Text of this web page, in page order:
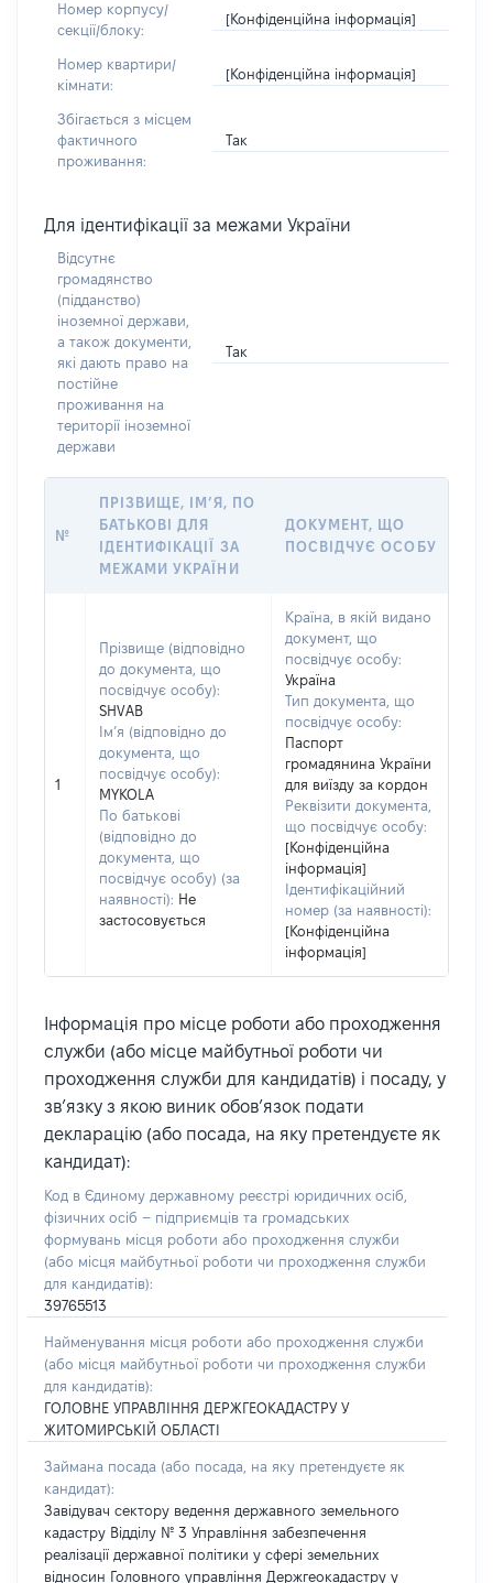
Номер корпусу/
секції/блоку:
[Конфіденційна інформація]
Номер квартири/
кімнати:
[Конфіденційна інформація]
Збігається з місцем
фактичного
проживання:
Так
Для ідентифікації за межами України
Відсутнє
громадянство
(підданство)
іноземної держави,
а також документи,
які дають право на
постійне
проживання на
території іноземної
держави
Так
№
ПРІЗВИЩЕ, ІМ’Я, ПО
БАТЬКОВІ ДЛЯ
ІДЕНТИФІКАЦІЇ ЗА
МЕЖАМИ УКРАЇНИ
ДОКУМЕНТ, ЩО
ПОСВІДЧУЄ ОСОБУ
1
Прізвище (відповідно
до документа, що
посвідчує особу):
SHVAB
Ім’я (відповідно до
документа, що
посвідчує особу):
MYKOLA
По батькові
(відповідно до
документа, що
посвідчує особу) (за
наявності): Не
застосовується
Країна, в якій видано
документ, що
посвідчує особу:
Україна
Тип документа, що
посвідчує особу:
Паспорт
громадянина України
для виїзду за кордон
Реквізити документа,
що посвідчує особу:
[Конфіденційна
інформація]
Ідентифікаційний
номер (за наявності):
[Конфіденційна
інформація]
Інформація про місце роботи або проходження
служби (або місце майбутньої роботи чи
проходження служби для кандидатів) і посаду, у
зв’язку з якою виник обов’язок подати
декларацію (або посада, на яку претендуєте як
кандидат):
Код в Єдиному державному реєстрі юридичних осіб,
фізичних осіб – підприємців та громадських
формувань місця роботи або проходження служби
(або місця майбутньої роботи чи проходження служби
для кандидатів):
39765513
Найменування місця роботи або проходження служби
(або місця майбутньої роботи чи проходження служби
для кандидатів):
ГОЛОВНЕ УПРАВЛІННЯ ДЕРЖГЕОКАДАСТРУ У
ЖИТОМИРСЬКІЙ ОБЛАСТІ
Займана посада (або посада, на яку претендуєте як
кандидат):
Завідувач сектору ведення державного земельного
кадастру Відділу № 3 Управління забезпечення
реалізації державної політики у сфері земельних
відносин Головного управління Держгеокадастру у